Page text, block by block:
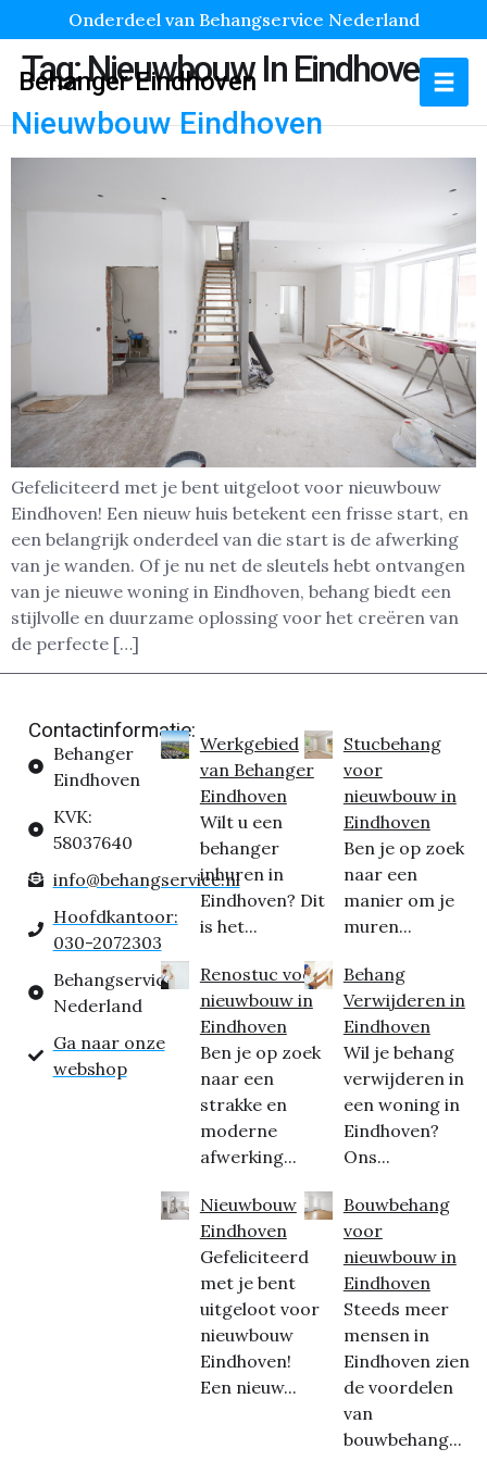
Onderdeel van Behangservice Nederland
Behanger Eindhoven
Tag:Nieuwbouw In Eindhoven
Nieuwbouw Eindhoven
Gefeliciteerd met je bent uitgeloot voor nieuwbouw
Eindhoven! Een nieuw huis betekent een frisse start, en
een belangrijk onderdeel van die start is de afwerking
van je wanden. Of je nu net de sleutels hebt ontvangen
van je nieuwe woning in Eindhoven, behang biedt een
stijlvolle en duurzame oplossing voor het creëren van
de perfecte […]
Contactinformatie:
Behanger
Eindhoven
KVK:
58037640
info@behangservice.nl
Hoofdkantoor:
030-2072303
Behangservice
Nederland
Ga naar onze
webshop
Werkgebied
van Behanger
Eindhoven
Wilt u een
behanger
inhuren in
Eindhoven? Dit
is het...
Renostuc voor
nieuwbouw in
Eindhoven
Ben je op zoek
naar een
strakke en
moderne
afwerking...
Nieuwbouw
Eindhoven
Gefeliciteerd
met je bent
uitgeloot voor
nieuwbouw
Eindhoven!
Een nieuw...
Stucbehang
voor
nieuwbouw in
Eindhoven
Ben je op zoek
naar een
manier om je
muren...
Behang
Verwijderen in
Eindhoven
Wil je behang
verwijderen in
een woning in
Eindhoven?
Ons...
Bouwbehang
voor
nieuwbouw in
Eindhoven
Steeds meer
mensen in
Eindhoven zien
de voordelen
van
bouwbehang...